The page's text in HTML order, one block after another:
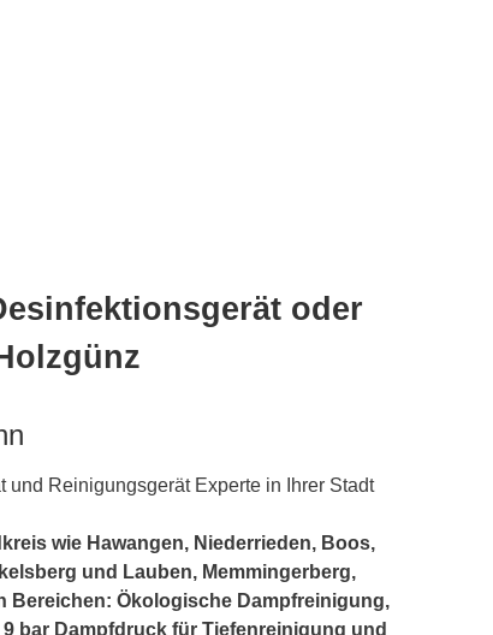
oder
und Reinigungsgerät Experte in Ihrer Stadt
wie Hawangen, Niederrieden, Boos,
und Lauben, Memmingerberg,
Bereichen: Ökologische Dampfreinigung,
bar Dampfdruck für Tiefenreinigung und